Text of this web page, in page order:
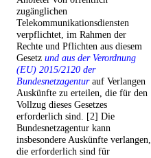
zugänglichen
Telekommunikationsdiensten
verpflichtet, im Rahmen der
Rechte und Pflichten aus diesem
Gesetz und aus der Verordnung
(EU) 2015/2120 der
Bundesnetzagenturauf Verlangen
Auskünfte zu erteilen, die für den
Vollzug dieses Gesetzes
erforderlich sind. [2] Die
Bundesnetzagentur kann
insbesondere Auskünfte verlangen,
die erforderlich sind für